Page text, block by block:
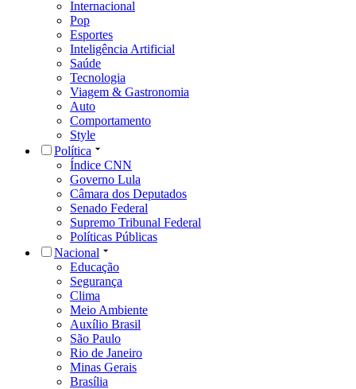
Internacional
Pop
Esportes
Inteligência Artificial
Saúde
Tecnologia
Viagem & Gastronomia
Auto
Comportamento
Style
Política
Índice CNN
Governo Lula
Câmara dos Deputados
Senado Federal
Supremo Tribunal Federal
Políticas Públicas
Nacional
Educação
Segurança
Clima
Meio Ambiente
Auxílio Brasil
São Paulo
Rio de Janeiro
Minas Gerais
Brasília